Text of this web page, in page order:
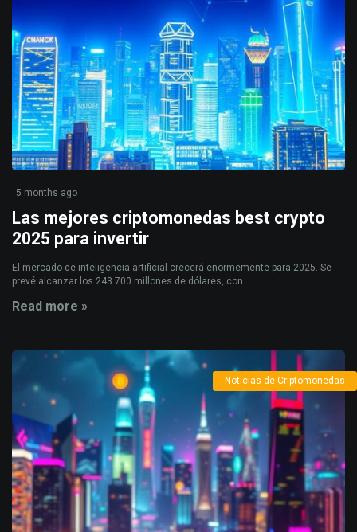
5 months ago
Las mejores criptomonedas best crypto
2025 para invertir
El mercado de inteligencia artificial crecerá enormemente para 2025. Se
prevé alcanzar los 243.700 millones de dólares, con ...
Read more »
Noticias de Criptomonedas